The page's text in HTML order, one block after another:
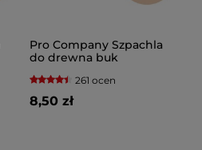
Pro Company Szpachla
do drewna buk
261 ocen
8,50 zł